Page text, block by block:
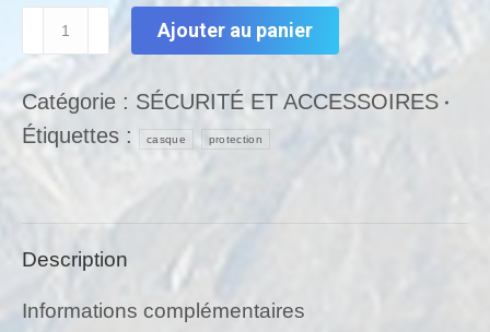
quantité
de
Casque
de
protection
Ajouter au panier
Catégorie : SÉCURITÉ ET ACCESSOIRES
Étiquettes :
casque protection
Description
Informations complémentaires